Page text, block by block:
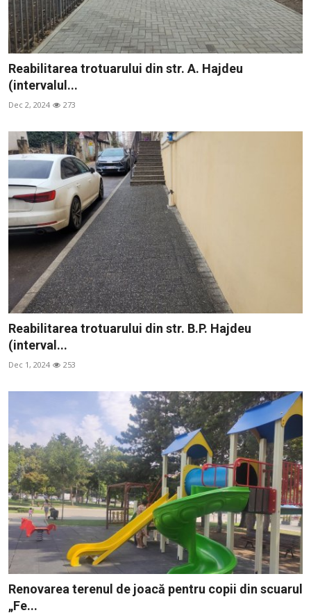
Reabilitarea trotuarului din str. A. Hajdeu
(intervalul...
Dec 2, 2024 273
Reabilitarea trotuarului din str. B.P. Hajdeu
(interval...
Dec 1, 2024 253
Renovarea terenul de joacă pentru copii din scuarul
„Fe...